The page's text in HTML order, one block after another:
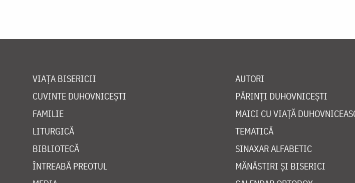
VIAȚA BISERICII
CUVINTE DUHOVNICEȘTI
FAMILIE
LITURGICĂ
BIBLIOTECĂ
ÎNTREABĂ PREOTUL
AUTORI
PĂRINȚI DUHOVNICEȘTI
MAICI CU VIAȚĂ
TEMATICĂ
SINAXAR ALFABETIC
MĂNĂSTIRI ȘI BISERICI